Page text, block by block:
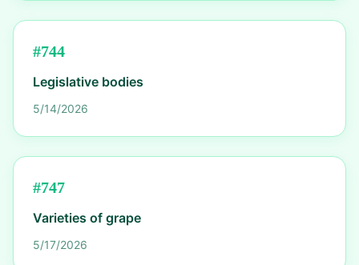
#744
Legislative bodies
5/14/2026
#747
Varieties of grape
5/17/2026